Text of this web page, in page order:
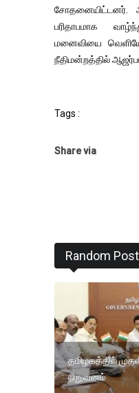
சோதனையிட்டனர்.
பரிதாபமாக
மனைவியை
நீதிமன்றத்தில்
Tags :
Share via
Random
தமிழகத்தில்
நிறுவனம்